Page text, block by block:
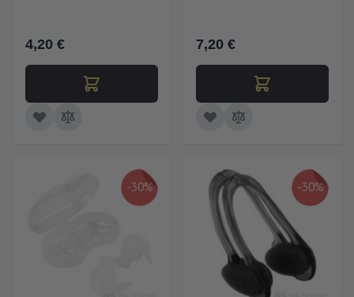
4,20 € 7,20 €
-30% -30%